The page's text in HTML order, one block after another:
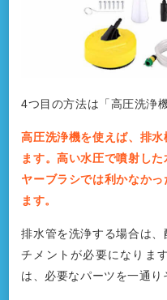
4つ目の方法は「高圧洗浄
高圧洗浄機を使えば、排
ます。高い水圧で噴射し
ヤーブラシでは利かなか
ます。
排水管を洗浄する場合は
チメントが必要になりま
は、必要なパーツを一通り